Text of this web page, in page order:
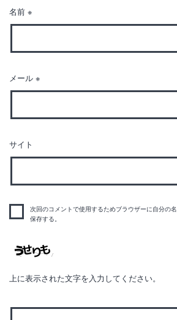
名前 ※
メール ※
サイト
次回のコメントで使用するためブラウザーに自分の
保存する。
上に表示された文字を入力してください。